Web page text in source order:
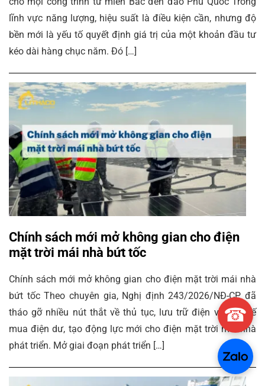
lĩnh vực năng lượng, hiệu suất là điều kiện cần, nhưng độ
bền mới là yếu tố quyết định giá trị của một khoản đầu tư
kéo dài hàng chục năm. Đó […]
Chính sách mới mở không gian cho điện
mặt trời mái nhà bứt tốc
Chính sách mới mở không gian cho điện mặt trời mái nhà
bứt tốc Theo chuyên gia, Nghị định 243/2026/NĐ-CP đã
tháo gỡ nhiều nút thắt về thủ tục, lưu trữ điện và cơ chế
mua điện dư, tạo động lực mới cho điện mặt trời mái nhà
phát triển. Mở giai đoạn phát triển […]
☎